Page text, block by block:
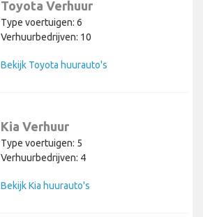
Toyota Verhuur
Type voertuigen: 6
Verhuurbedrijven: 10
Bekijk Toyota huurauto's
Kia Verhuur
Type voertuigen: 5
Verhuurbedrijven: 4
Bekijk Kia huurauto's